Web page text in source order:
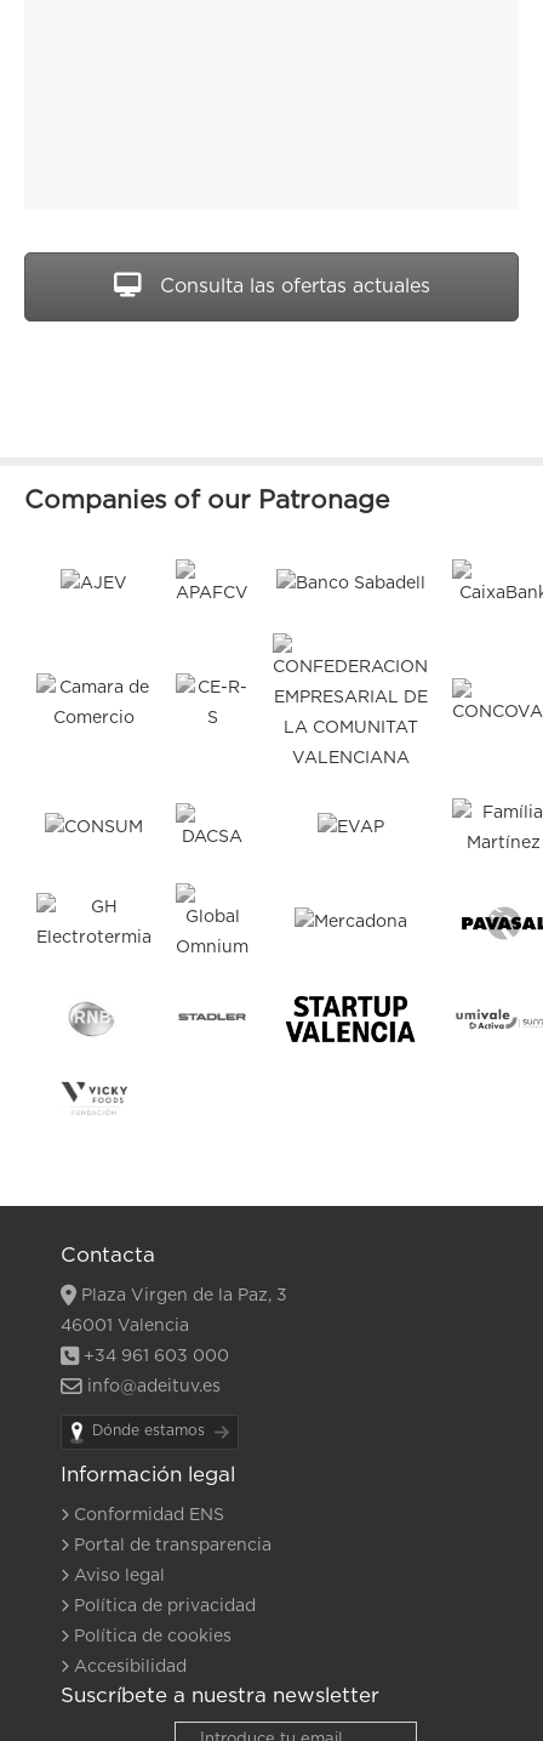
Consulta las ofertas actuales
Companies of our Patronage
Contacta
Plaza Virgen de la Paz, 3
46001 Valencia
+34 961 603 000
info@adeituv.es
Dónde estamos
Información legal
Conformidad ENS
Portal de transparencia
Aviso legal
Política de privacidad
Política de cookies
Accesibilidad
Suscríbete a nuestra newsletter